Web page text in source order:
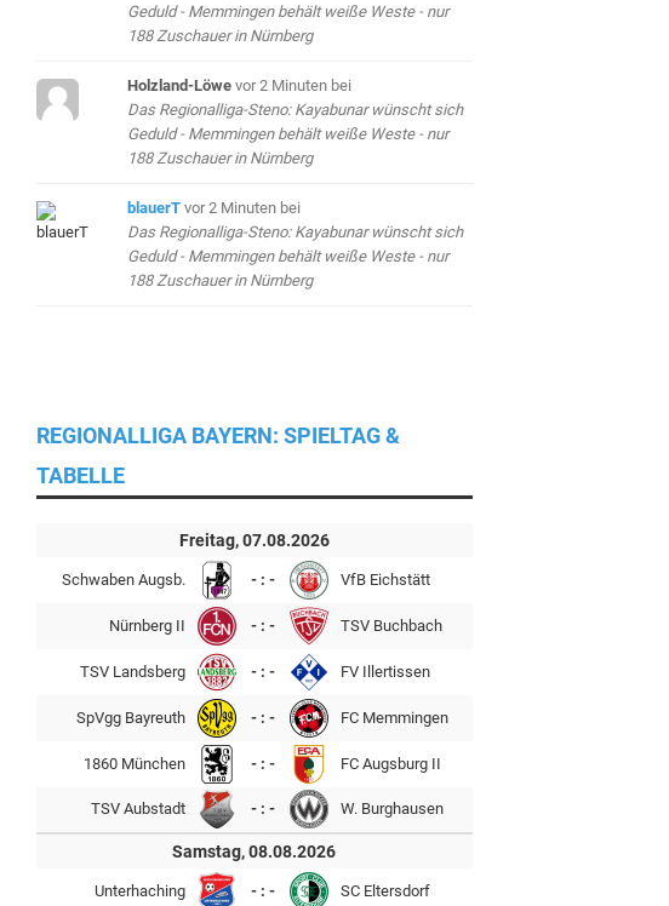
Geduld - Memmingen behält weiße Weste - nur
188 Zuschauer in Nürnberg
Holzland-Löwe vor 2 Minuten bei
Das Regionalliga-Steno: Kayabunar wünscht sich
Geduld - Memmingen behält weiße Weste - nur
188 Zuschauer in Nürnberg
blauerT vor 2 Minuten bei
Das Regionalliga-Steno: Kayabunar wünscht sich
Geduld - Memmingen behält weiße Weste - nur
188 Zuschauer in Nürnberg
REGIONALLIGA BAYERN: SPIELTAG &
TABELLE
Freitag, 07.08.2026
Schwaben Augsb. - : - VfB Eichstätt
Nürnberg II - : - TSV Buchbach
TSV Landsberg - : - FV Illertissen
SpVgg Bayreuth - : - FC Memmingen
1860 München - : - FC Augsburg II
TSV Aubstadt - : - W. Burghausen
Samstag, 08.08.2026
Unterhaching - : - SC Eltersdorf